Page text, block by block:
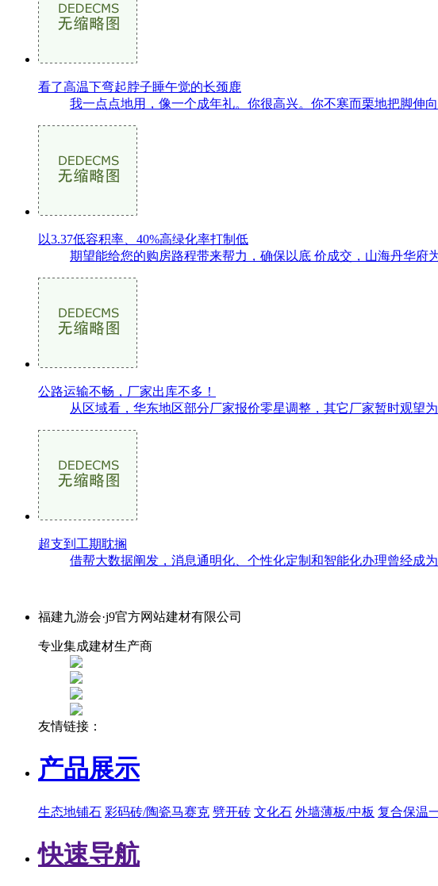
看了高温下弯起脖子睡午觉的长颈鹿
我一点点地用，像一个成年礼。你很高兴。你不寒而栗地把脚伸
以3.37低容积率、40%高绿化率打制低
期望能给您的购房路程带来帮力，确保以底 价成交，山海丹华府
公路运输不畅，厂家出库不多！
从区域看，华东地区部分厂家报价零星调整，其它厂家暂时观望
超支到工期耽搁
借帮大数据阐发，消息通明化、个性化定制和智能化办理曾经成
福建九游会·j9官方网站建材有限公司
专业集成建材生产商
友情链接：
产品展示
生态地铺石 彩码砖/陶瓷马赛克 劈开砖 文化石 外墙薄板/中板 复合保温
快速导航